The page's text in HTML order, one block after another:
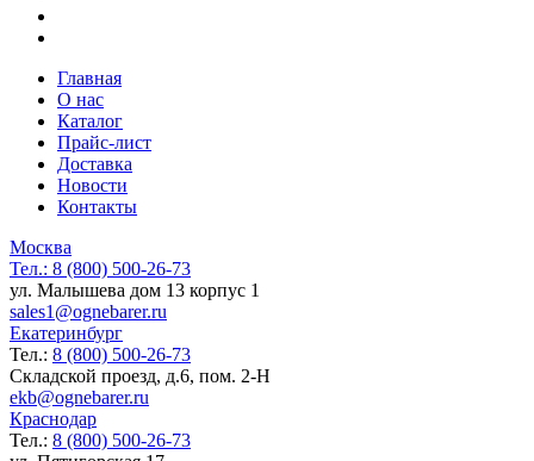
Главная
О нас
Каталог
Прайс-лист
Доставка
Новости
Контакты
Москва
Тел.: 8 (800) 500-26-73
ул. Малышева дом 13 корпус 1
sales1@ognebarer.ru
Екатеринбург
Тел.: 8 (800) 500-26-73
Складской проезд, д.6, пом. 2-Н
ekb@ognebarer.ru
Краснодар
Тел.: 8 (800) 500-26-73